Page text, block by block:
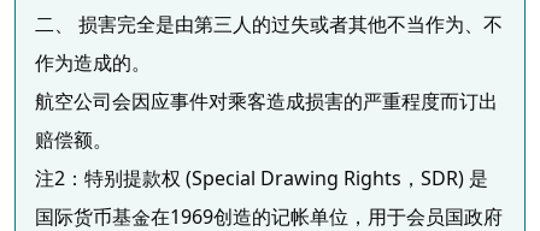
二、 损害完全是由第三人的过失或者其他不当作为、不
作为造成的。
航空公司会因应事件对乘客造成损害的严重程度而订出
赔偿额。
注2：特别提款权 (Special Drawing Rights，SDR) 是
国际货币基金在1969创造的记帐单位，用于会员国政府